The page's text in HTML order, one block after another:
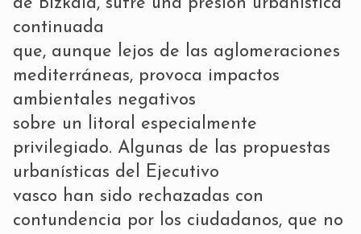
continuada
que, aunque lejos de las aglomeraciones
mediterráneas, provoca impactos
ambientales negativos
sobre un litoral especialmente
privilegiado. Algunas de las propuestas
urbanísticas del Ejecutivo
vasco han sido rechazadas con
contundencia por los ciudadanos, que no